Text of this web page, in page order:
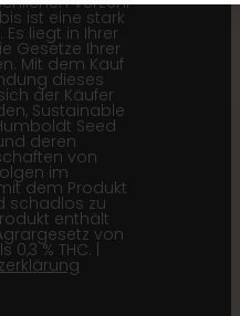
ist eine stark
Es liegt in Ihrer
Gesetze Ihrer
Mit dem Kauf
dieses
der Käufer
Sustainable
Seed
deren
von
im
dem Produkt
schadlos zu
enthält
von
% THC. |